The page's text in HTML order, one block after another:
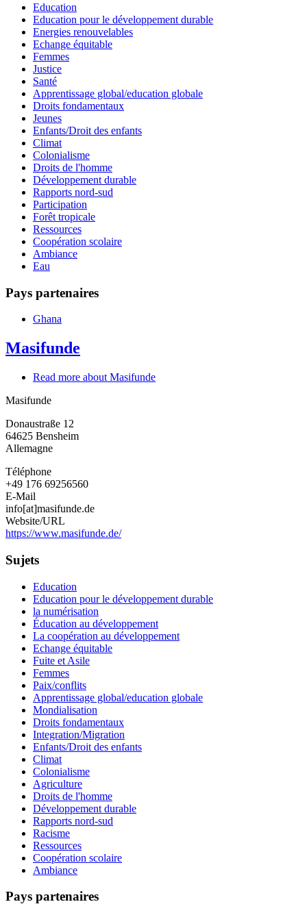
Education
Education pour le développement durable
Energies renouvelables
Echange équitable
Femmes
Justice
Santé
Apprentissage global/education globale
Droits fondamentaux
Jeunes
Enfants/Droit des enfants
Climat
Colonialisme
Droits de l'homme
Développement durable
Rapports nord-sud
Participation
Forêt tropicale
Ressources
Coopération scolaire
Ambiance
Eau
Pays partenaires
Ghana
Masifunde
Read more about Masifunde
Masifunde
Donaustraße 12
64625 Bensheim
Allemagne
Téléphone
+49 176 69256560
E-Mail
info[at]masifunde.de
Website/URL
https://www.masifunde.de/
Sujets
Education
Education pour le développement durable
la numérisation
Éducation au développement
La coopération au développement
Echange équitable
Fuite et Asile
Femmes
Paix/conflits
Apprentissage global/education globale
Mondialisation
Droits fondamentaux
Integration/Migration
Enfants/Droit des enfants
Climat
Colonialisme
Agriculture
Droits de l'homme
Développement durable
Rapports nord-sud
Racisme
Ressources
Coopération scolaire
Ambiance
Pays partenaires